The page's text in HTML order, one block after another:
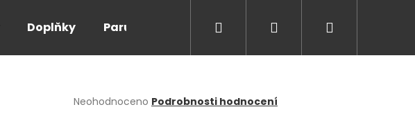
Doplňky Paruky/kanekalon Doprodej Na cesty
Přihlášení
Průměrné
Neohodnoceno Podrobnosti hodnocení